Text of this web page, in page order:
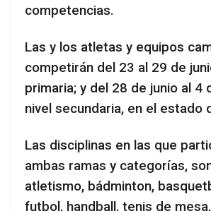
competencias.
Las y los atletas y equipos
competirán del 23 al 29 de
primaria; y del 28 de junio al 4
nivel secundaria, en el estado
Las disciplinas en las que
ambas ramas y categorías,
atletismo, bádminton,
futbol, handball, tenis de